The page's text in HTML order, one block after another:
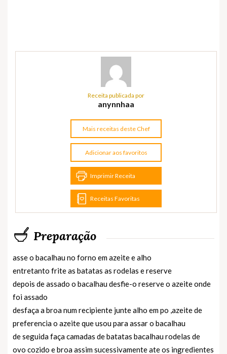
Receita publicada por
anynnhaa
Mais receitas deste Chef
Adicionar aos favoritos
Imprimir Receita
Receitas Favoritas
Preparação
asse o bacalhau no forno em azeite e alho
entretanto frite as batatas as rodelas e reserve
depois de assado o bacalhau desfie-o reserve o azeite onde
foi assado
desfaça a broa num recipiente junte alho em po ,azeite de
preferencia o azeite que usou para assar o bacalhau
de seguida faça camadas de batatas bacalhau rodelas de
ovo cozido e broa assim sucessivamente ate os ingredientes